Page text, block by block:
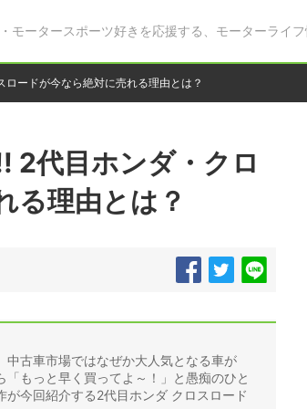
モータースポーツ好きを応援する、モーターライフ
ードが今なら絶対に売れる理由とは？
2代目ホンダ・クロ
る理由とは？
古車市場ではなぜか大人気となる車が
もっと早く買ってよ～！」と愚痴のひと
今回紹介する2代目ホンダ クロスロード